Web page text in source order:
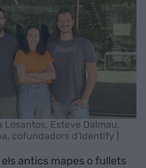
Losantos, Esteve Dalmau,
cofundadors d'Identify |
antics mapes o fullets